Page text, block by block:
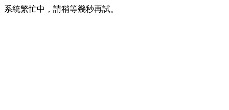
系統繁忙中，請稍等幾秒再試。